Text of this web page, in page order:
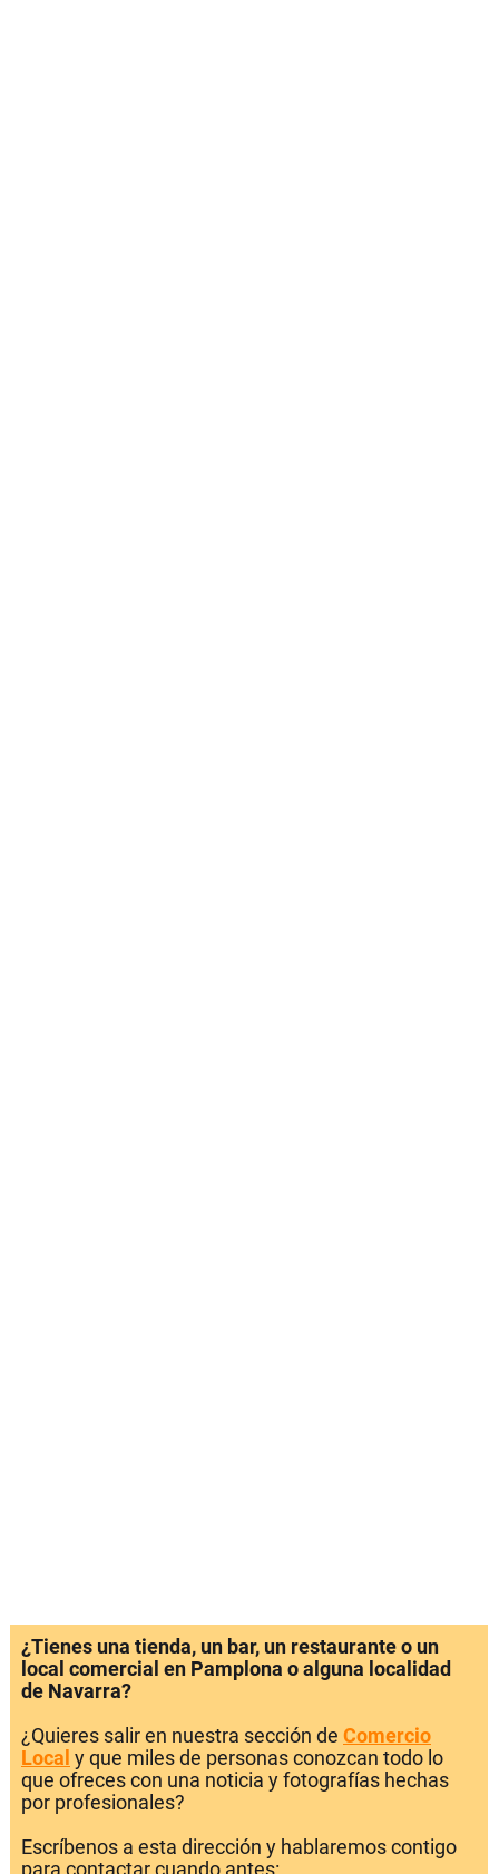
¿Tienes una tienda, un bar, un restaurante o un
local comercial en Pamplona o alguna localidad
de Navarra?
¿Quieres salir en nuestra sección de Comercio
Local y que miles de personas conozcan todo lo
que ofreces con una noticia y fotografías hechas
por profesionales?
Escríbenos a esta dirección y hablaremos contigo
para contactar cuando antes: